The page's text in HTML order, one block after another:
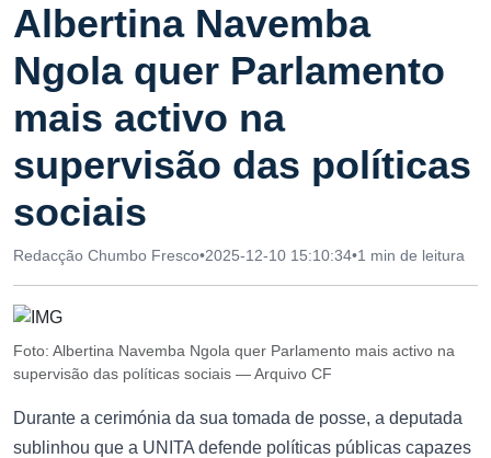
Albertina Navemba
Ngola quer Parlamento
mais activo na
supervisão das políticas
sociais
Redacção Chumbo Fresco•2025-12-10 15:10:34•1 min de leitura
Foto: Albertina Navemba Ngola quer Parlamento mais activo na
supervisão das políticas sociais — Arquivo CF
Durante a cerimónia da sua tomada de posse, a deputada
sublinhou que a UNITA defende políticas públicas capazes